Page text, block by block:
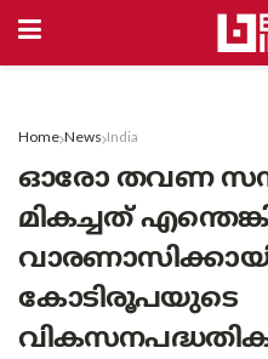
Home News India
ഓരോ തവണ
മികച്ചത്
വാരണാസിക്കായി
കോടിരൂപയുടെ